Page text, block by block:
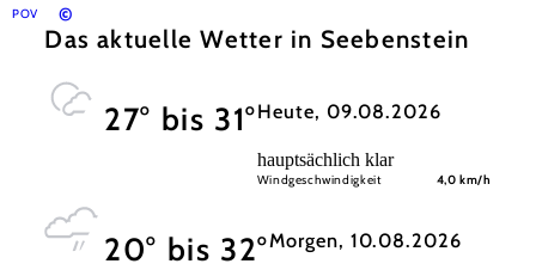
©
POV
Das aktuelle Wetter in Seebenstein
27° bis 31°Heute, 09.08.2026
hauptsächlich klar
Windgeschwindigkeit 4,0 km/h
20° bis 32°Morgen, 10.08.2026